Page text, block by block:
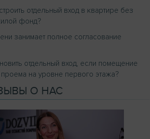
отдельный вход в квартире без
фонд?
занимает полное согласование
отдельный вход, если помещение
на уровне первого этажа?
О НАС